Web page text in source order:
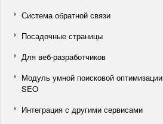
Система обратной связи
Посадочные страницы
Для веб-разработчиков
Модуль умной поисковой оптимизации
SEO
Интеграция с другими сервисами